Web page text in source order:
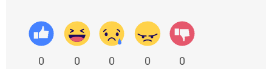
0 0 0 0 0